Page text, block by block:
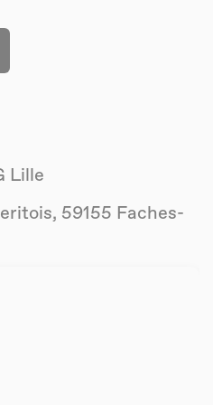
Lille
59155 Faches-